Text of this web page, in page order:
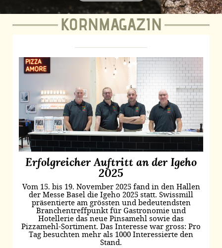
KORNMAGAZIN
Erfolgreicher Auftritt an der Igeho
2025
Vom 15. bis 19. November 2025 fand in den Hallen
der Messe Basel die Igeho 2025 statt. Swissmill
präsentierte am grössten und bedeutendsten
Branchentreffpunkt für Gastronomie und
Hotellerie das neue Pinsamehl sowie das
Pizzamehl-Sortiment. Das Interesse war gross: Pro
Tag besuchten mehr als 1000 Interessierte den
Stand.